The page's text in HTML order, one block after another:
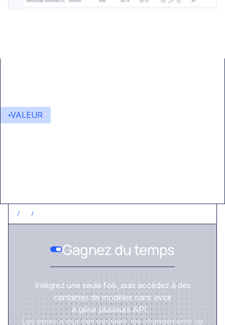
VALEUR
/ /
Gagnez du temps
Intégrez une seule fois, puis accédez à des
centaines de modèles sans avoir
à gérer plusieurs API.
Les mises à jour des modèles, les changements de